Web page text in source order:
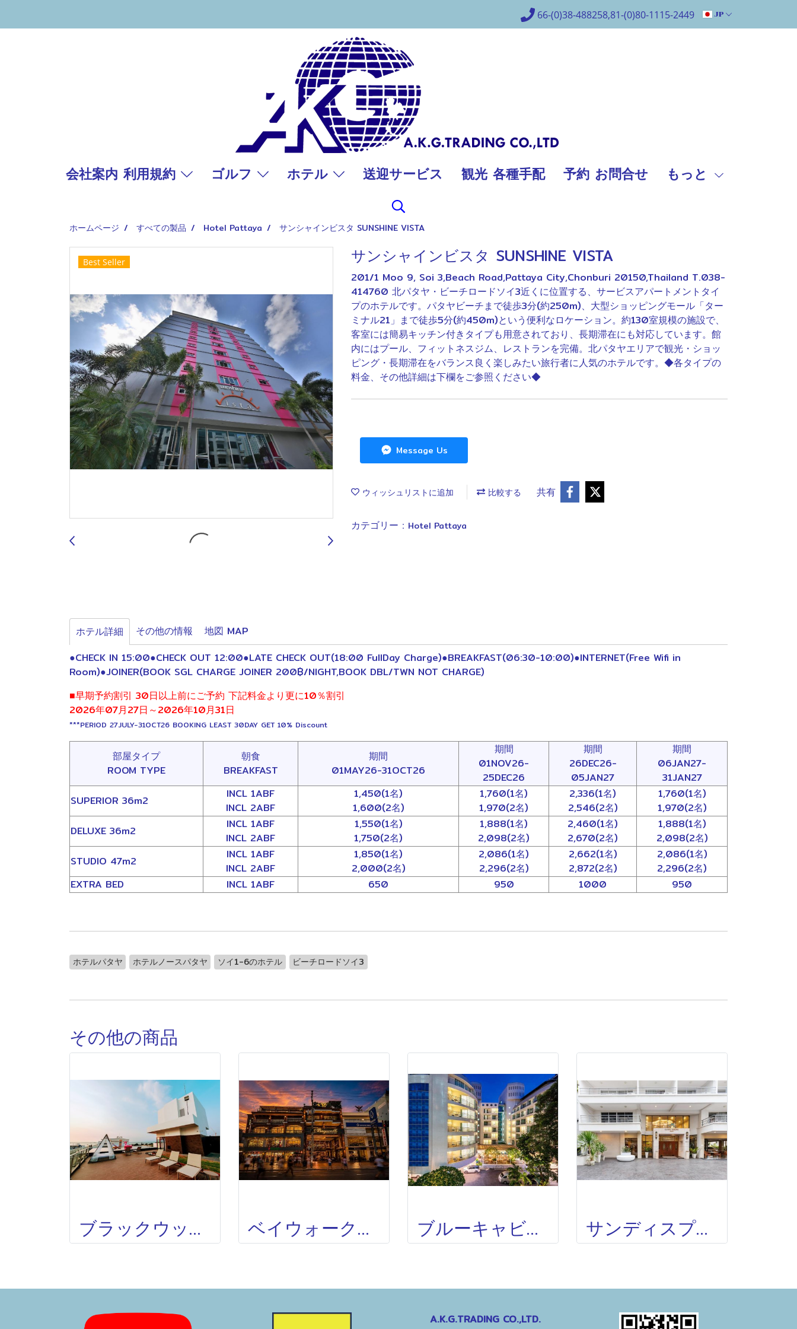
66-(0)38-488258,81-(0)80-1115-2449 JP
会社案内 利用規約 ゴルフ ホテル 送迎サービス 観光 各種手配 予約 お問合せ もっと
ホームページ すべての製品 Hotel Pattaya サンシャインビスタ SUNSHINE VISTA
Best Seller サンシャインビスタ SUNSHINE VISTA
201/1 Moo 9, Soi 3,Beach Road,Pattaya City,Chonburi 20150,Thailand T.038-
414760 北パタヤ・ビーチロードソイ3近くに位置する、サービスアパートメントタイ
プのホテルです。パタヤビーチまで徒歩3分(約250m)、大型ショッピングモール「ター
ミナル21」まで徒歩5分(約450m)という便利なロケーション。約130室規模の施設で、
客室には簡易キッチン付きタイプも用意されており、長期滞在にも対応しています。館
内にはプール、フィットネスジム、レストランを完備。北パタヤエリアで観光・ショッ
ピング・長期滞在をバランス良く楽しみたい旅行者に人気のホテルです。◆各タイプの
料金、その他詳細は下欄をご参照ください◆
Message Us
ウィッシュリストに追加 比較する 共有
カテゴリー : Hotel Pattaya
ホテル詳細 その他の情報
地図 MAP
●CHECK IN 15:00●CHECK OUT 12:00●LATE CHECK OUT(18:00 FullDay Charge)●BREAKFAST(06:30-10:00)●INTERNET(Free Wifi in
Room)●JOINER(BOOK SGL CHARGE JOINER 200฿/NIGHT,BOOK DBL/TWN NOT CHARGE)
■早期予約割引 30日以上前にご予約 下記料金より更に10％割引
2026年07月27日～2026年10月31日
***PERIOD 27JULY-31OCT26 BOOKING LEAST 30DAY GET 10% Discount
部屋タイプ
ROOM TYPE
朝食
BREAKFAST
期間
01MAY26-31OCT26
期間
01NOV26-
25DEC26
期間
26DEC26-
05JAN27
期間
06JAN27-
31JAN27
SUPERIOR 36m2
INCL 1ABF
INCL 2ABF
1,450(1名)
1,600(2名)
1,760(1名)
1,970(2名)
2,336(1名)
2,546(2名)
1,760(1名)
1,970(2名)
DELUXE 36m2
INCL 1ABF
INCL 2ABF
1,550(1名)
1,750(2名)
1,888(1名)
2,098(2名)
2,460(1名)
2,670(2名)
1,888(1名)
2,098(2名)
STUDIO 47m2
INCL 1ABF
INCL 2ABF
1,850(1名)
2,000(2名)
2,086(1名)
2,296(2名)
2,662(1名)
2,872(2名)
2,086(1名)
2,296(2名)
EXTRA BED
INCL 1ABF 650 950 1000 950
ホテルパタヤ ホテルノースパタヤ ソイ1-6のホテル ビーチロードソイ3
その他の商品
ブラックウッズ ホテルパタヤ BLACKWOODS HOTEL PATTAYA ベイウォークレジデンス BAYWALK RESIDENCE ブルーキャビンホテル BLUE CABIN HOTE(旧A-ONE NEW WING) サンディスプリングホテル SANDY SPRING HOTEL
A.K.G.TRADING CO.,LTD.